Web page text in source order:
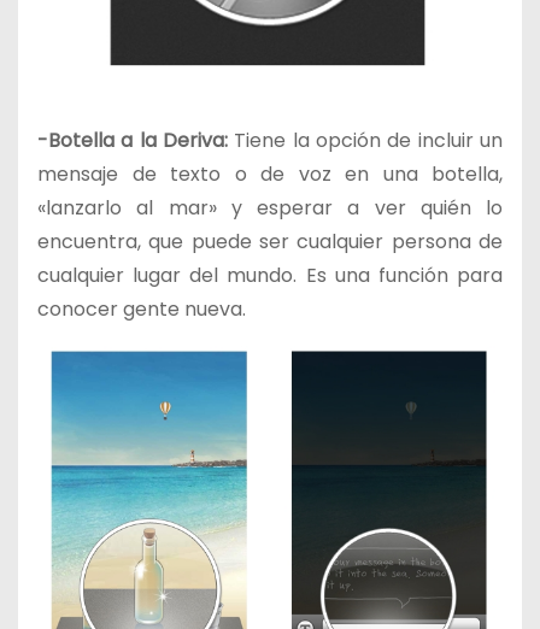
-Botella a la Deriva: Tiene la opción de incluir un
mensaje de texto o de voz en una botella,
«lanzarlo al mar» y esperar a ver quién lo
encuentra, que puede ser cualquier persona de
cualquier lugar del mundo. Es una función para
conocer gente nueva.